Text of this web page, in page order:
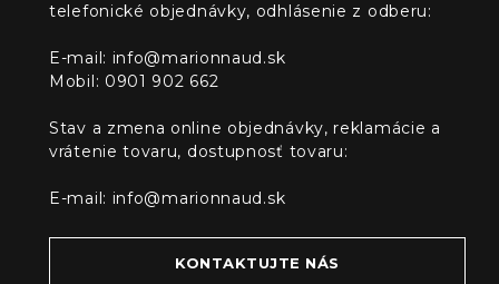
telefonické objednávky, odhlásenie z odberu:
E-mail: info@marionnaud.sk
Mobil: 0901 902 662
Stav a zmena online objednávky, reklamácie a
vrátenie tovaru, dostupnosť tovaru:
E-mail: info@marionnaud.sk
KONTAKTUJTE NÁS